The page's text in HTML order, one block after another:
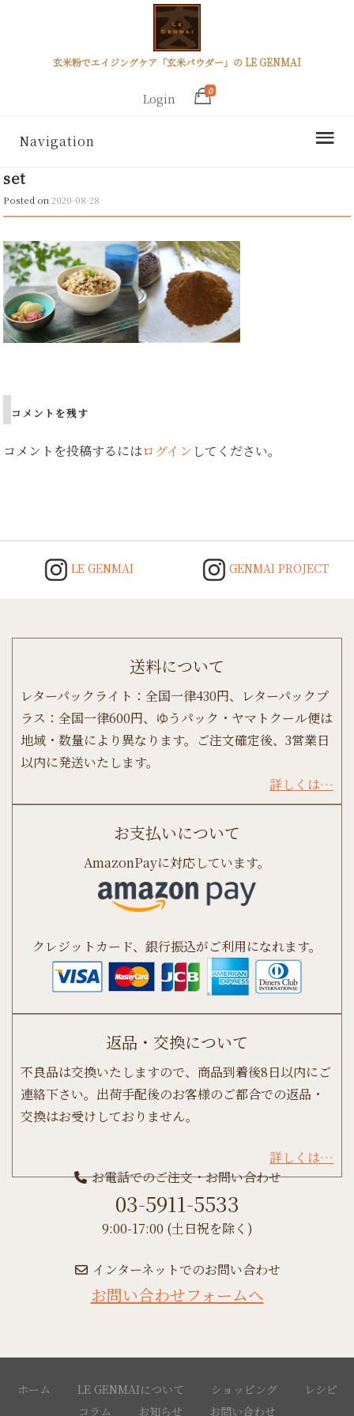
玄米粉でエイジングケア「玄米パウダー」の LE GENMAI
Login
0
Navigation
set
Posted on2020-08-28
コメントを残す
コメントを投稿するにはログイン してください。
LE GENMAI GENMAI PROJECT
送料について
レターパックライト：全国一律430円、レターパックプ
ラス：全国一律600円、ゆうパック・ヤマトクール便は
地域・数量により異なります。ご注文確定後、3営業日
以内に発送いたします。
詳しくは…
お支払いについて
AmazonPayに対応しています。
クレジットカード、銀行振込がご利用になれます。
返品・交換について
不良品は交換いたしますので、商品到着後8日以内にご
連絡下さい。出荷手配後のお客様のご都合での返品・
交換はお受けしておりません。
詳しくは…
お電話でのご注文・お問い合わせ
03-5911-5533
9:00-17:00 (土日祝を除く)
インターネットでのお問い合わせ
お問い合わせフォームへ
ホーム LE GENMAIについて ショッピング
レシピ
コラム
お知らせ お問い合わせ